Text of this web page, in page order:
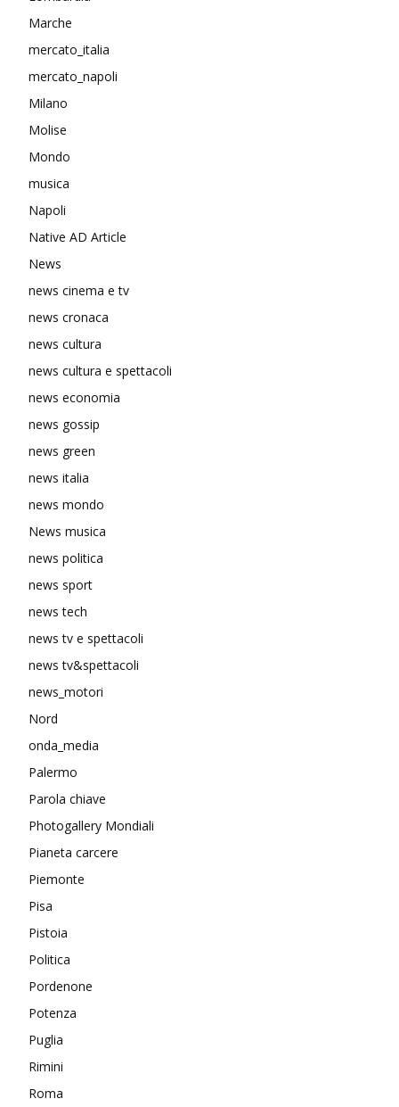
Marche
mercato_italia
mercato_napoli
Milano
Molise
Mondo
musica
Napoli
Native AD Article
News
news cinema e tv
news cronaca
news cultura
news cultura e spettacoli
news economia
news gossip
news green
news italia
news mondo
News musica
news politica
news sport
news tech
news tv e spettacoli
news tv&spettacoli
news_motori
Nord
onda_media
Palermo
Parola chiave
Photogallery Mondiali
Pianeta carcere
Piemonte
Pisa
Pistoia
Politica
Pordenone
Potenza
Puglia
Rimini
Roma